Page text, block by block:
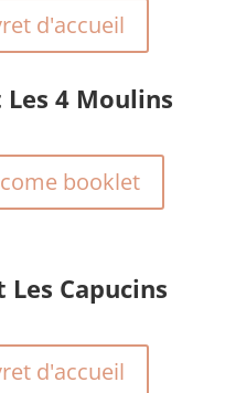
d'accueil
4 Moulins
booklet
Capucins
d'accueil